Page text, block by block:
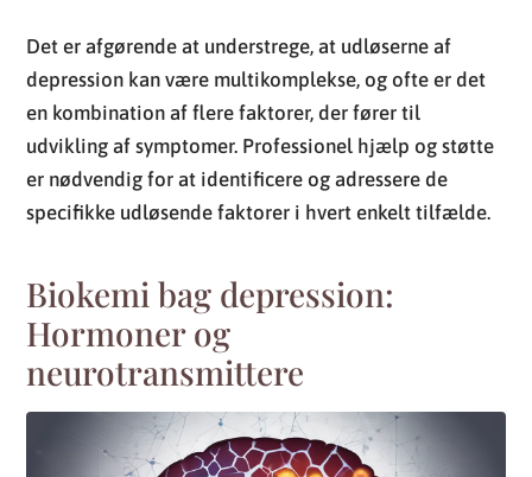
Det er afgørende at understrege, at udløserne af
depression kan være multikomplekse, og ofte er det
en kombination af flere faktorer, der fører til
udvikling af symptomer. Professionel hjælp og støtte
er nødvendig for at identificere og adressere de
specifikke udløsende faktorer i hvert enkelt tilfælde.
Biokemi bag depression:
Hormoner og
neurotransmittere